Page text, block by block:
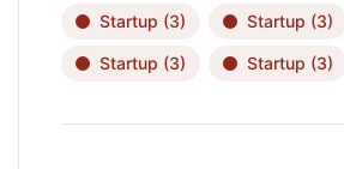
Startup (3) Startup (3)
Startup (3) Startup (3)